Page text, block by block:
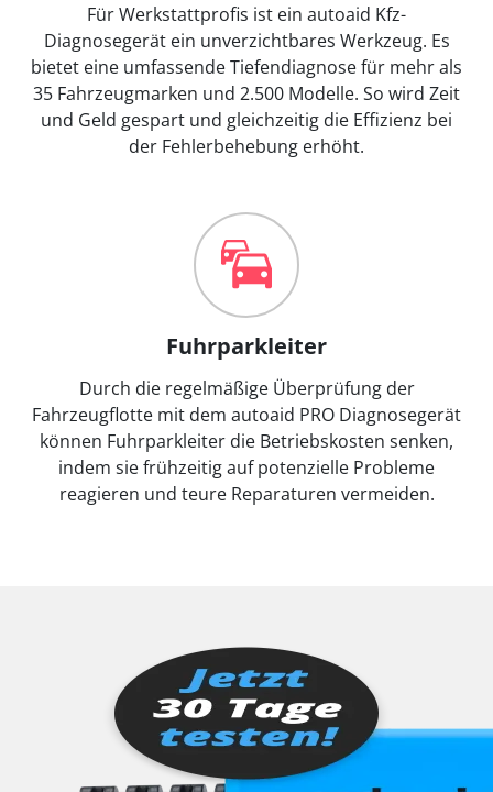
Für Werkstattprofis ist ein autoaid Kfz-
Diagnosegerät ein unverzichtbares Werkzeug. Es
bietet eine umfassende Tiefendiagnose für mehr als
35 Fahrzeugmarken und 2.500 Modelle. So wird Zeit
und Geld gespart und gleichzeitig die Effizienz bei
der Fehlerbehebung erhöht.
Fuhrparkleiter
Durch die regelmäßige Überprüfung der
Fahrzeugflotte mit dem autoaid PRO Diagnosegerät
können Fuhrparkleiter die Betriebskosten senken,
indem sie frühzeitig auf potenzielle Probleme
reagieren und teure Reparaturen vermeiden.